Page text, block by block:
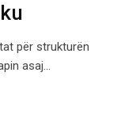
për strukturën
asaj…